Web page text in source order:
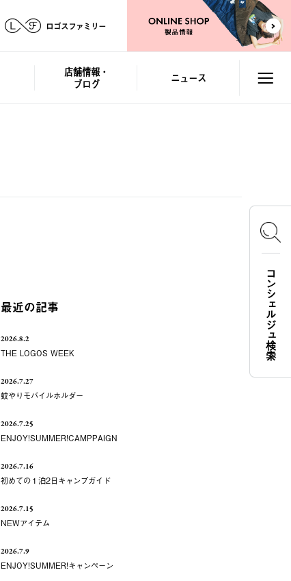
ロゴスファミリー
店舗情報・
ブログ
ニュース
最近の記事
2026.8.2
THE LOGOS WEEK
2026.7.27
蚊やりモバイルホルダー
2026.7.25
ENJOY!SUMMER!CAMPPAIGN
2026.7.16
初めての１泊2日キャンプガイド
2026.7.15
NEWアイテム
2026.7.9
ENJOY!SUMMER!キャンペーン
コンシェルジュ検索